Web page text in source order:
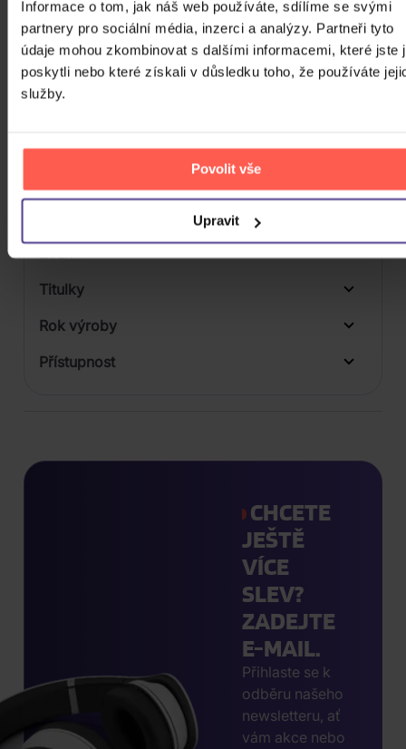
Informace o tom, jak náš web používáte, sdílíme se svými
partnery pro sociální média, inzerci a analýzy. Partneři tyto
údaje mohou zkombinovat s dalšími informacemi, které jste
poskytli nebo které získali v důsledku toho, že používáte
služby.
Povolit vše
Upravit
Počet BD
Počet vinyl
Balení média
Zvuk
Titulky
Rok výroby
Přístupnost
CHCETE
JEŠTĚ
VÍCE
SLEV?
ZADEJTE
E-MAIL.
Přihlaste se k
odběru našeho
newsletteru, ať
vám akce nebo